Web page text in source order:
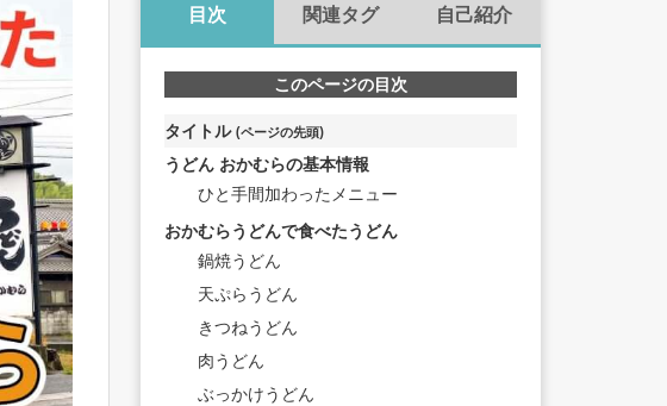
目次
このページの目次
タイトル (ページの先頭)
うどん おかむらの基本情報
ひと手間加わったメニュー
おかむらうどんで食べたうどん
鍋焼うどん
天ぷらうどん
きつねうどん
肉うどん
ぶっかけうどん
関連タグ 自己紹介